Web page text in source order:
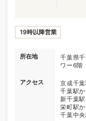
19時以降営業
所在地
千葉県
ワー6階
アクセス
京成千
千葉駅
新千葉
栄町駅
千葉中